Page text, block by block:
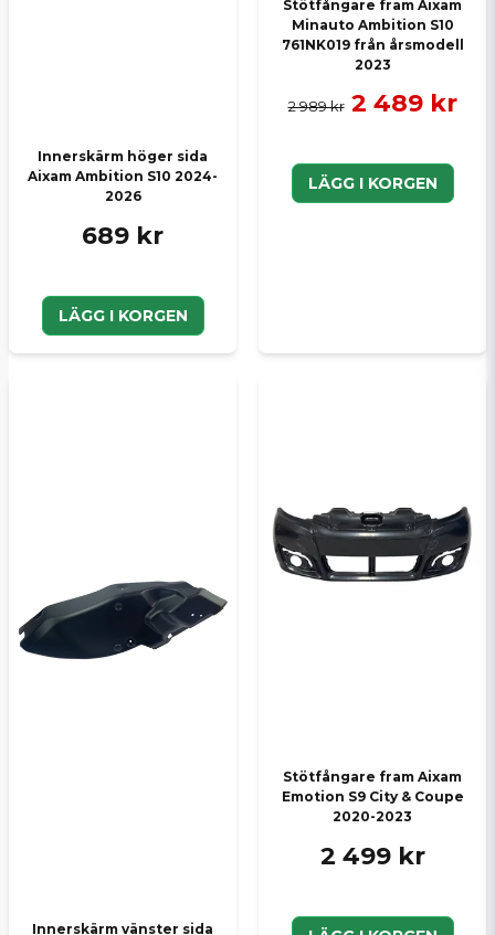
Innerskärm höger sida
Aixam Ambition S10 2024-
2026
689 kr
LÄGG I KORGEN
Stötfångare fram Aixam
Minauto Ambition S10
761NK019 från årsmodell
2023
2 989 kr 2 489 kr
LÄGG I KORGEN
Innerskärm vänster sida
Stötfångare fram Aixam
Emotion S9 City & Coupe
2020-2023
2 499 kr